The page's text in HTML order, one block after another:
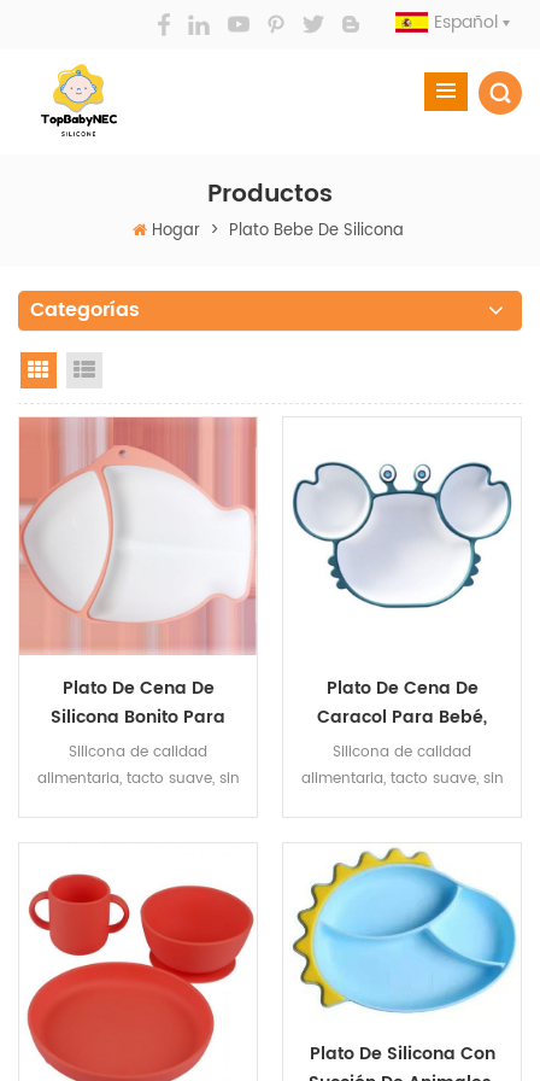
Español
Productos
Hogar > Plato Bebe De Silicona
Categorías
Grid View
Plato De Cena De
Silicona Bonito Para
Bebé, Cuenco De
Succión De Silicona,
Dibujos Animados Para
Practicar El Bebé
Silicona de calidad
alimentaria, tacto suave, sin
Plato De Cena De
Caracol Para Bebé,
Cuenco De Succión De
Silicona, Cuenco
Cuenco De Dibujos
Animados
Silicona de calidad
alimentaria, tacto suave, sin
Plato De Silicona Con